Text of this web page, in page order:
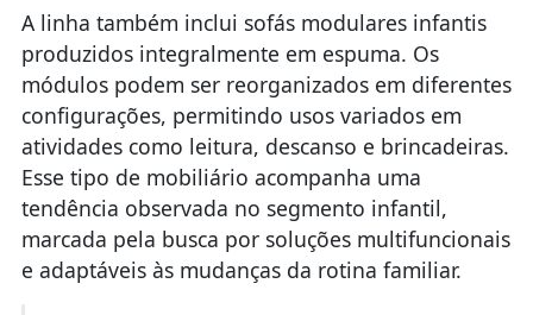
A linha também inclui sofás modulares infantis
produzidos integralmente em espuma. Os
módulos podem ser reorganizados em diferentes
configurações, permitindo usos variados em
atividades como leitura, descanso e brincadeiras.
Esse tipo de mobiliário acompanha uma
tendência observada no segmento infantil,
marcada pela busca por soluções multifuncionais
e adaptáveis às mudanças da rotina familiar.